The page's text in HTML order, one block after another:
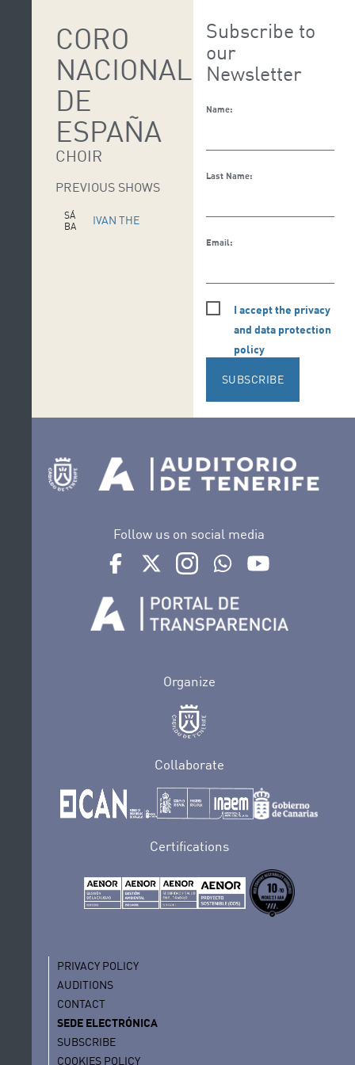
CORO
NACIONAL
DE
ESPAÑA
CHOIR
PREVIOUS SHOWS
SÁ
BA
IVAN THE
Subscribe to
our
Newsletter
Name:
Last Name:
Email:
I accept the privacy
and data protection
policy
SUBSCRIBE
Follow us on social media
Ir a perfil de Auditorio de Tenerife en Facebook
Ir a perfil de Auditorio de Tenerife en
Ir a perfil de Auditorio de
Ir al Boletín Whatsapp
Organize
Collaborate
Certifications
PRIVACY POLICY
AUDITIONS
CONTACT
SEDE ELECTRÓNICA
SUBSCRIBE
COOKIES POLICY